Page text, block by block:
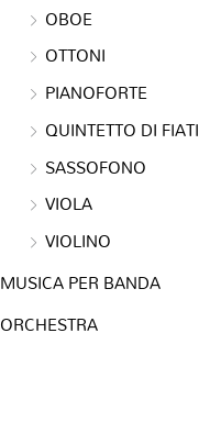
OBOE
OTTONI
PIANOFORTE
QUINTETTO DI FIATI
SASSOFONO
VIOLA
VIOLINO
MUSICA PER BANDA
ORCHESTRA